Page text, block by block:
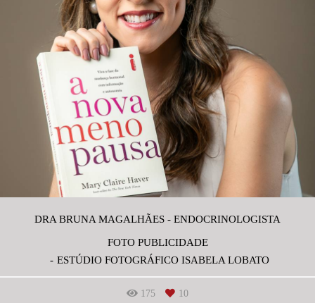
DRA BRUNA MAGALHÃES - ENDOCRINOLOGISTA
FOTO PUBLICIDADE
ESTÚDIO FOTOGRÁFICO ISABELA LOBATO
175 10